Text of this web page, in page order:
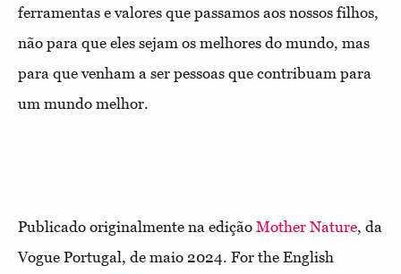
ferramentas e valores que passamos aos nossos filhos,
não para que eles sejam os melhores do mundo, mas
para que venham a ser pessoas que contribuam para
um mundo melhor.
Publicado originalmente na edição Mother Nature, da
Vogue Portugal, de maio 2024. For the English